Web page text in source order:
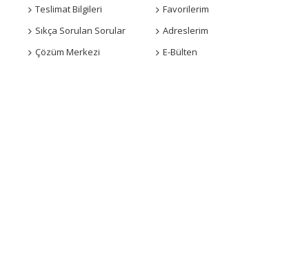
Teslimat Bilgileri
Sıkça Sorulan Sorular
Çözüm Merkezi
Favorilerim
Adreslerim
E-Bülten